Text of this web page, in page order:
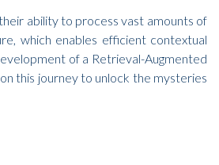
ability to process vast amounts of
which enables efficient contextual
of a Retrieval-Augmented
this journey to unlock the mysteries